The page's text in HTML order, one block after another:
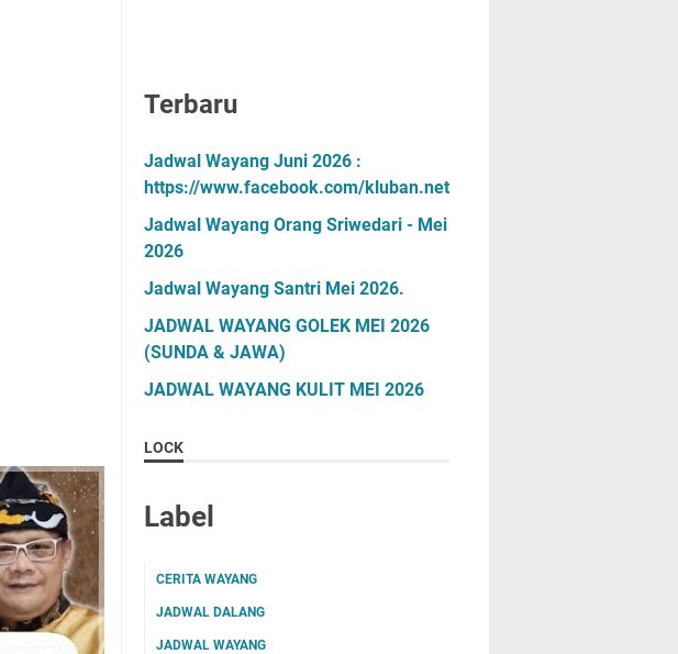
Terbaru
Jadwal Wayang Juni 2026 :
https://www.facebook.com/kluban.net
Jadwal Wayang Orang Sriwedari - Mei
2026
Jadwal Wayang Santri Mei 2026.
JADWAL WAYANG GOLEK MEI 2026
(SUNDA & JAWA)
JADWAL WAYANG KULIT MEI 2026
LOCK
Label
CERITA WAYANG
JADWAL DALANG
JADWAL WAYANG